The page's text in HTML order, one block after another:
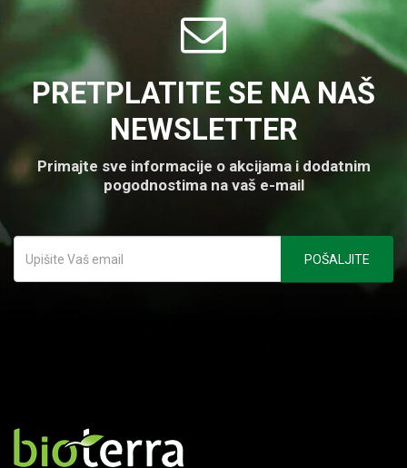
PRETPLATITE SE NA NAŠ
NEWSLETTER
Primajte sve informacije o akcijama i dodatnim
pogodnostima na vaš e-mail